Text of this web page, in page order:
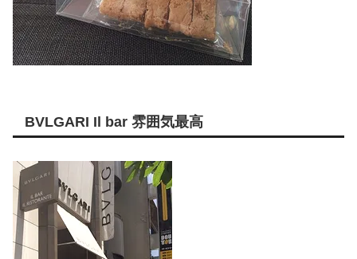
BVLGARI Il bar 雰囲気最高